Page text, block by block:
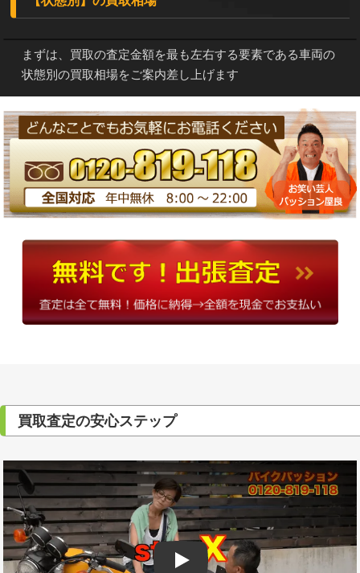
まずは、買取の査定金額を最も左右する要素である車両の
状態別の買取相場をご案内差し上げます
買取査定の安心ステップ
Play